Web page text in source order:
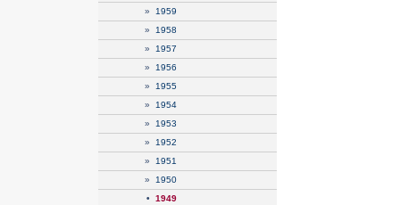
» 1959
» 1958
» 1957
» 1956
» 1955
» 1954
» 1953
» 1952
» 1951
» 1950
• 1949